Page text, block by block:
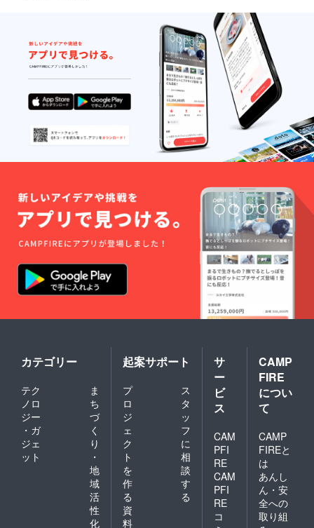
カテゴリー
テク
ノロ
ジー
・ガ
ジェ
ット
ま
ち
づ
く
り
・
地
域
活
性
化
起案サポート
プ
ロ
ジ
ェ
ク
ト
を
作
る
ス
タ
ッ
フ
に
相
談
す
る
資
料
サ
ー
ビ
ス
CAM
PFI
RE
CAM
PFI
RE
コ
CAMP
FIRE
につい
て
CAMP
FIREと
は
あんし
ん・安
全への
取り組